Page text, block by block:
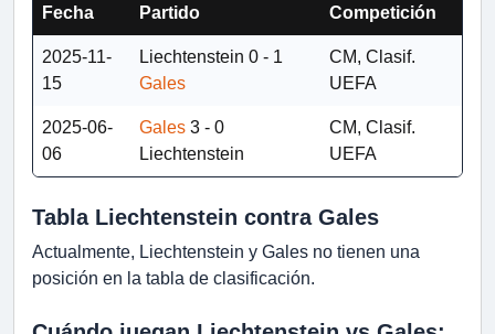
Fecha Partido Competición
2025-11-
15
Liechtenstein 0 - 1
Gales
CM, Clasif.
UEFA
2025-06-
06
Gales 3 - 0
Liechtenstein
CM, Clasif.
UEFA
Tabla Liechtenstein contra Gales
Actualmente, Liechtenstein y Gales no tienen una
posición en la tabla de clasificación.